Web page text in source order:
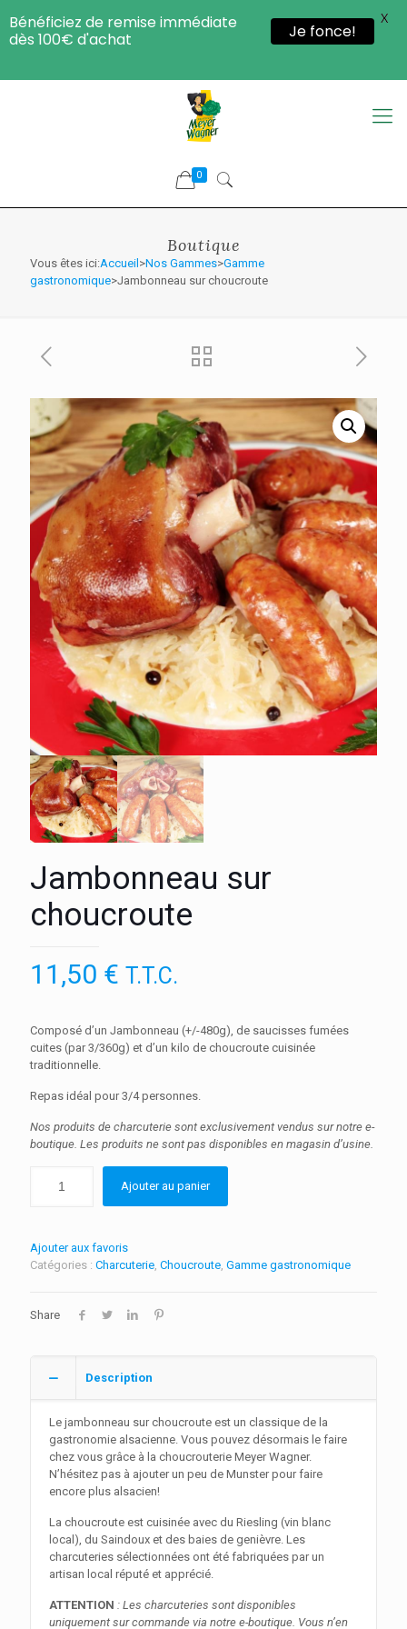
0
Boutique
Vous êtes ici:Accueil >Nos Gammes>Gamme
gastronomique>Jambonneau sur choucroute
Jambonneau sur
choucroute
11,50 € T.T.C.
Composé d’un Jambonneau (+/-480g), de saucisses fumées
cuites (par 3/360g) et d’un kilo de choucroute cuisinée
traditionnelle.
Repas idéal pour 3/4 personnes.
Nos produits de charcuterie sont exclusivement vendus sur notre e-
boutique. Les produits ne sont pas disponibles en magasin d’usine.
Ajouter au panier
Ajouter aux favoris
Catégories : Charcuterie Choucroute Gamme gastronomique
Share
Description
Le jambonneau sur choucroute est un classique de la
gastronomie alsacienne. Vous pouvez désormais le faire
chez vous grâce à la choucrouterie Meyer Wagner.
N’hésitez pas à ajouter un peu de Munster pour faire
encore plus alsacien!
La choucroute est cuisinée avec du Riesling (vin blanc
local), du Saindoux et des baies de genièvre. Les
charcuteries sélectionnées ont été fabriquées par un
artisan local réputé et apprécié.
ATTENTION : Les charcuteries sont disponibles
uniquement sur commande via notre e-boutique. Vous n’en
Bénéficiez de remise immédiate
dès 100€ d'achat
Je fonce!
X